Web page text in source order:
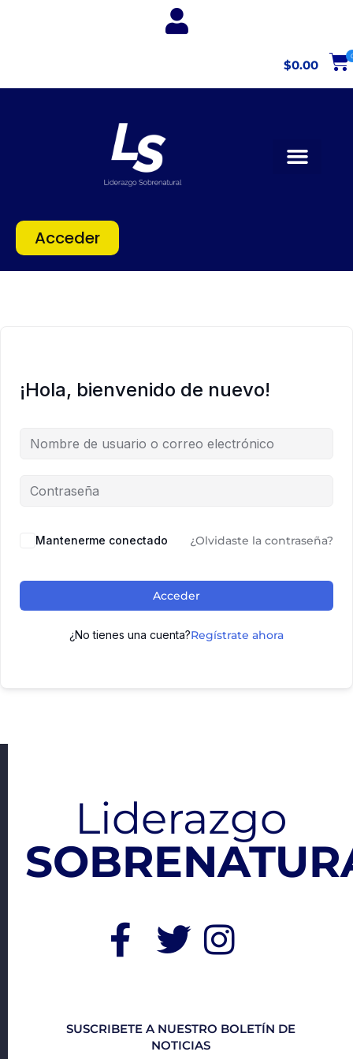
$0.00
Acceder
¡Hola, bienvenido de nuevo!
Mantenerme conectado ¿Olvidaste la contraseña?
Acceder
¿No tienes una cuenta?Regístrate ahora
Liderazgo
SUSCRIBETE A NUESTRO BOLETÍN DE
NOTICIAS